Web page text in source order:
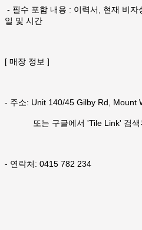
- 필수 포함 내용 : 이력서, 현재 비
일 및 시간
[ 매장 정보 ]
- 주소: Unit 140/45 Gilby Rd, Mount
또는 구글에서 'Tile Link' 검색후
- 연락처: 0415 782 234